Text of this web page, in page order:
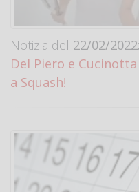
Notizia del 22/02/2022:
Del Piero e
a Squash!